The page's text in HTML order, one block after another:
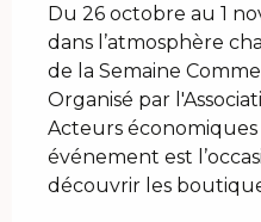
Du 26 octobre au 1
dans l’atmosphère
de la Semaine
Organisé par
Acteurs
événement est
découvrir les